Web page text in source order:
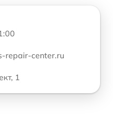
repair-center.ru
1